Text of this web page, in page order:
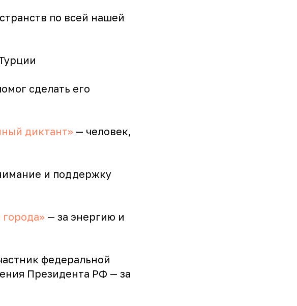
по всей нашей
сделать его
диктант» — человек,
и поддержку
— за энергию и
федеральной
Президента РФ — за